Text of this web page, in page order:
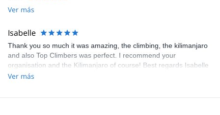
Ver más
Isabelle
Thank you so much it was amazing, the climbing, the kilimanjaro
and also Top Climbers was perfect. I recommend your
organisation and the Kilimanjaro of course! Best regards Isabelle
Ver más